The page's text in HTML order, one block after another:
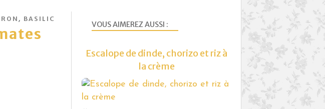
, BASILIC
VOUS AIMEREZ AUSSI :
Escalope de dinde, chorizo et riz à
la crème